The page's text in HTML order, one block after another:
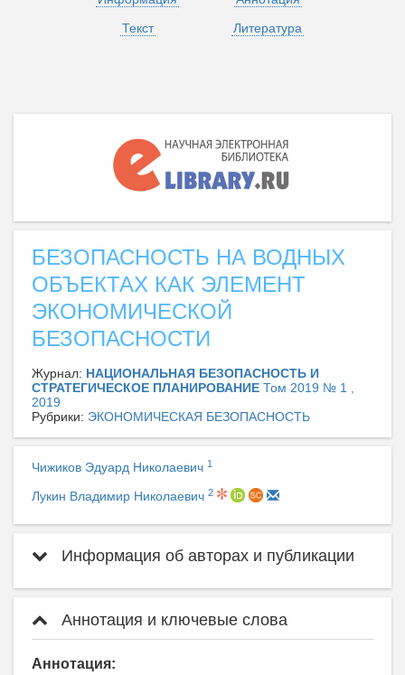
Текст
Литература
БЕЗОПАСНОСТЬ НА ВОДНЫХ
ОБЪЕКТАХ КАК ЭЛЕМЕНТ
ЭКОНОМИЧЕСКОЙ
БЕЗОПАСНОСТИ
Журнал: НАЦИОНАЛЬНАЯ БЕЗОПАСНОСТЬ И
СТРАТЕГИЧЕСКОЕ ПЛАНИРОВАНИЕ Том 2019 № 1 ,
2019
Рубрики: ЭКОНОМИЧЕСКАЯ БЕЗОПАСНОСТЬ
Чижиков Эдуард Николаевич 1
Лукин Владимир Николаевич 2
Информация об авторах и публикации
Аннотация и ключевые слова
Аннотация: